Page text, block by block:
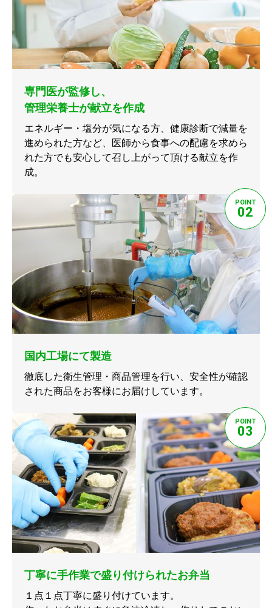
専門医が監修し、
管理栄養士が献立を作成
エネルギー・塩分が気になる方、健康診断で減量を
進められた方など、医師から食事への配慮を求めら
れた方でも安心して召し上がって頂ける献立を作
成。
POINT
02
国内工場にて製造
徹底した衛生管理・商品管理を行い、安全性が確認
された商品をお客様にお届けしています。
POINT
03
丁寧に手作業で盛り付けられたお弁当
１点１点丁寧に盛り付けています。